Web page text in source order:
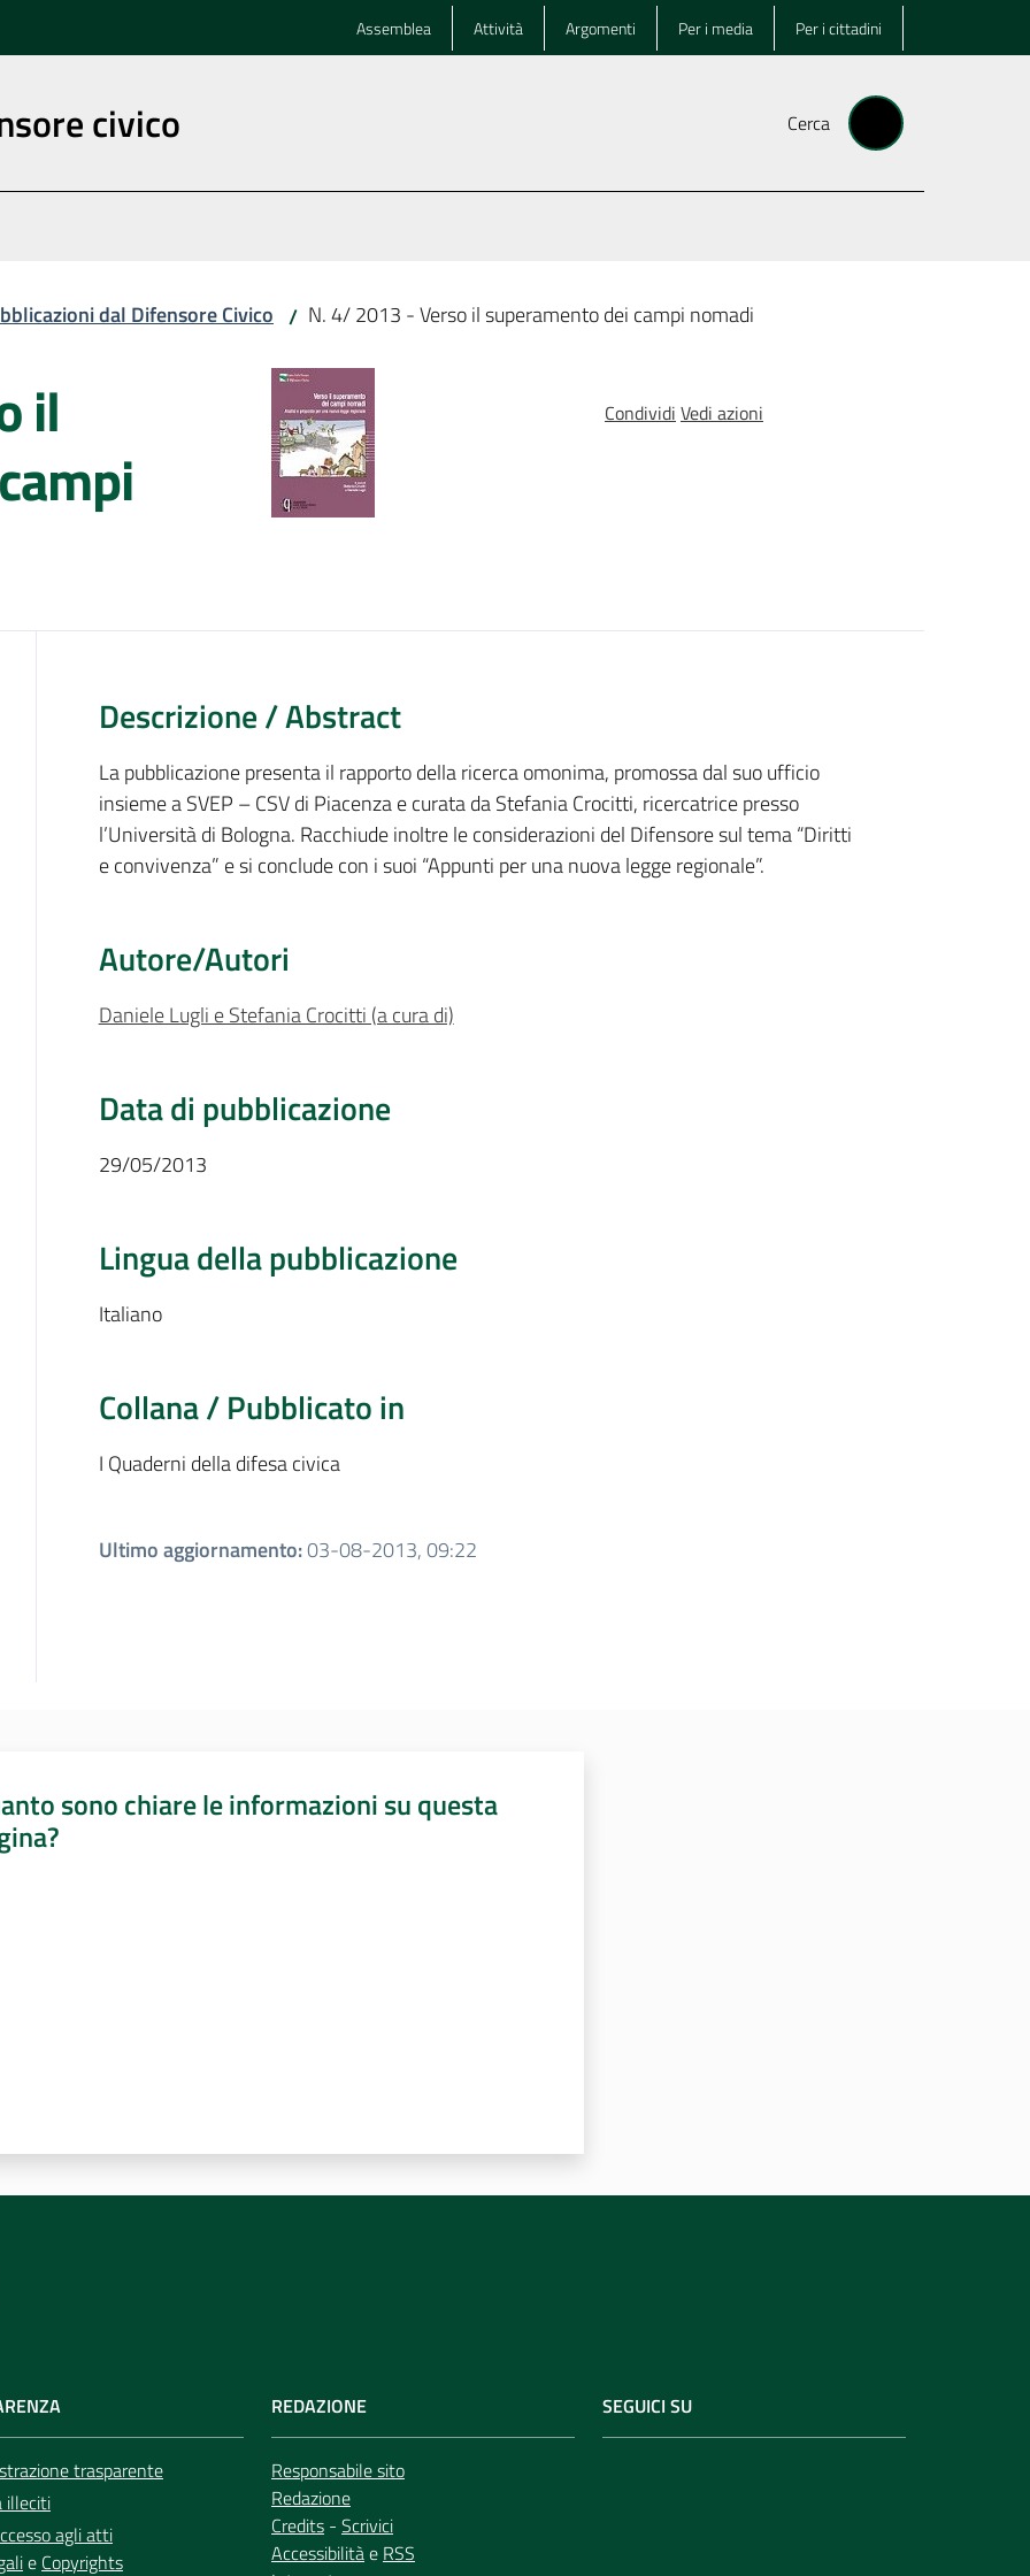
Assemblea Attività Argomenti Per i media Per i cittadini
civico Cerca
dal Difensore Civico / N. 4/ 2013 - Verso il superamento dei campi nomadi
il
Condividi Vedi azioni
Descrizione / Abstract
La pubblicazione presenta il rapporto della ricerca omonima, promossa dal suo ufficio
insieme a SVEP – CSV di Piacenza e curata da Stefania Crocitti, ricercatrice presso
l’Università di Bologna. Racchiude inoltre le considerazioni del Difensore sul tema “Diritti
e convivenza” e si conclude con i suoi “Appunti per una nuova legge regionale”.
Autore/Autori
Daniele Lugli e Stefania Crocitti (a cura di)
Data di pubblicazione
29/05/2013
Lingua della pubblicazione
Italiano
Collana / Pubblicato in
I Quaderni della difesa civica
Ultimo aggiornamento:03-08-2013, 09:22
sono chiare le informazioni su questa
trasparente
illeciti
agli atti
e Copyrights
REDAZIONE
Responsabile sito
Redazione
Credits - Scrivici
Accessibilitàe RSS
SEGUICI SU